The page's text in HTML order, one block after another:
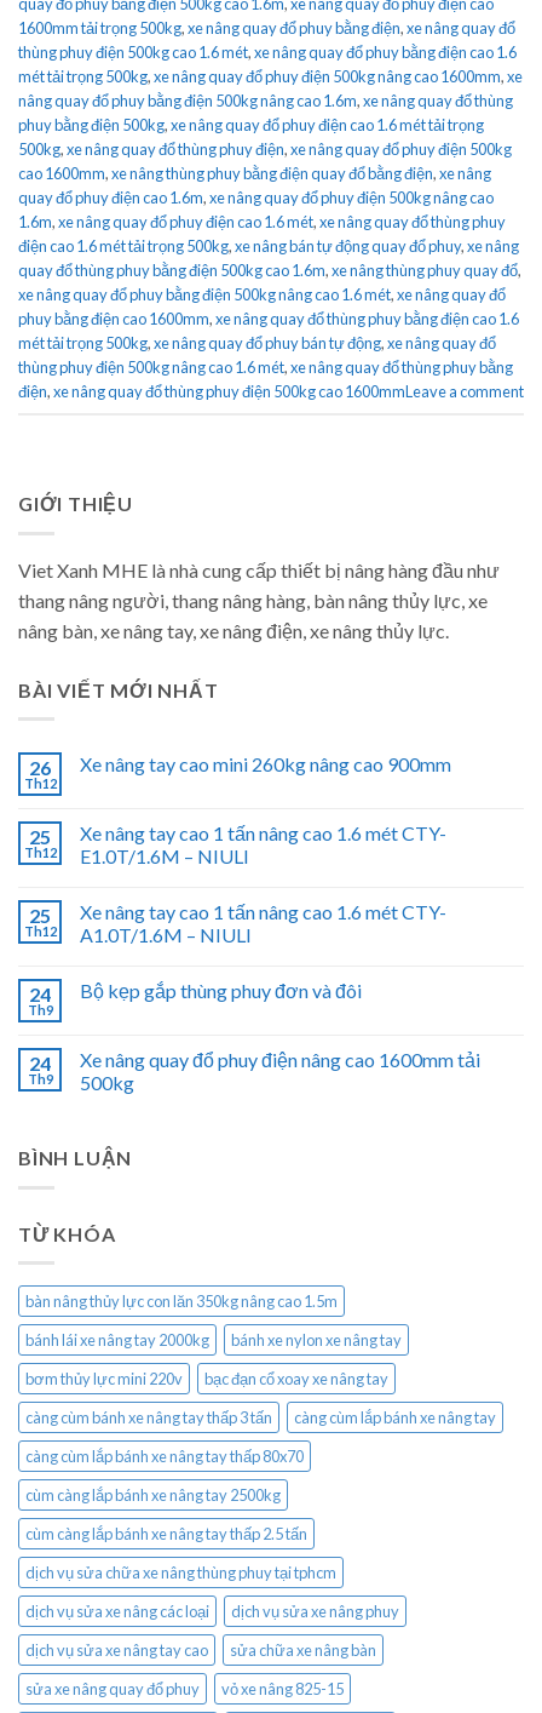
quay đổ phuy bằng điện 500kg cao 1.6m,xe nâng quay đổ phuy điện cao
1600mm tải trọng 500kg,xe nâng quay đổ phuy bằng điện,xe nâng quay đổ
thùng phuy điện 500kg cao 1.6 mét,xe nâng quay đổ phuy bằng điện cao 1.6
mét tải trọng 500kg,xe nâng quay đổ phuy điện 500kg nâng cao 1600mm,xe
nâng quay đổ phuy bằng điện 500kg nâng cao 1.6m,xe nâng quay đổ thùng
phuy bằng điện 500kg,xe nâng quay đổ phuy điện cao 1.6 mét tải trọng
500kg,xe nâng quay đổ thùng phuy điện,xe nâng quay đổ phuy điện 500kg
cao 1600mm,xe nâng thùng phuy bằng điện quay đổ bằng điện,xe nâng
quay đổ phuy điện cao 1.6m,xe nâng quay đổ phuy điện 500kg nâng cao
1.6m,xe nâng quay đổ phuy điện cao 1.6 mét,xe nâng quay đổ thùng phuy
điện cao 1.6 mét tải trọng 500kg,xe nâng bán tự động quay đổ phuy,xe nâng
quay đổ thùng phuy bằng điện 500kg cao 1.6m,xe nâng thùng phuy quay đổ,
xe nâng quay đổ phuy bằng điện 500kg nâng cao 1.6 mét,xe nâng quay đổ
phuy bằng điện cao 1600mm,xe nâng quay đổ thùng phuy bằng điện cao 1.6
mét tải trọng 500kg,xe nâng quay đổ phuy bán tự động,xe nâng quay đổ
thùng phuy điện 500kg nâng cao 1.6 mét,xe nâng quay đổ thùng phuy bằng
điện,xe nâng quay đổ thùng phuy điện 500kg cao 1600mmLeave a comment
GIỚI THIỆU
Viet Xanh MHE là nhà cung cấp thiết bị nâng hàng đầu như
thang nâng người, thang nâng hàng, bàn nâng thủy lực, xe
nâng bàn, xe nâng tay, xe nâng điện, xe nâng thủy lực.
BÀI VIẾT MỚI NHẤT
26
Th12
Xe nâng tay cao mini 260kg nâng cao 900mm
25
Th12
Xe nâng tay cao 1 tấn nâng cao 1.6 mét CTY-
E1.0T/1.6M – NIULI
25
Th12
Xe nâng tay cao 1 tấn nâng cao 1.6 mét CTY-
A1.0T/1.6M – NIULI
24
Th9
Bộ kẹp gắp thùng phuy đơn và đôi
24
Th9
Xe nâng quay đổ phuy điện nâng cao 1600mm tải
500kg
BÌNH LUẬN
TỪ KHÓA
bàn nâng thủy lực con lăn 350kg nâng cao 1.5m
bánh lái xe nâng tay 2000kg
bánh xe nylon xe nâng tay
bơm thủy lực mini 220v
bạc đạn cổ xoay xe nâng tay
càng cùm bánh xe nâng tay thấp 3 tấn
càng cùm lắp bánh xe nâng tay
càng cùm lắp bánh xe nâng tay thấp 80x70
cùm càng lắp bánh xe nâng tay 2500kg
cùm càng lắp bánh xe nâng tay thấp 2.5 tấn
dịch vụ sửa chữa xe nâng thùng phuy tại tphcm
dịch vụ sửa xe nâng các loại
dịch vụ sửa xe nâng phuy
dịch vụ sửa xe nâng tay cao
sửa chữa xe nâng bàn
sửa xe nâng quay đổ phuy
vỏ xe nâng 825-15